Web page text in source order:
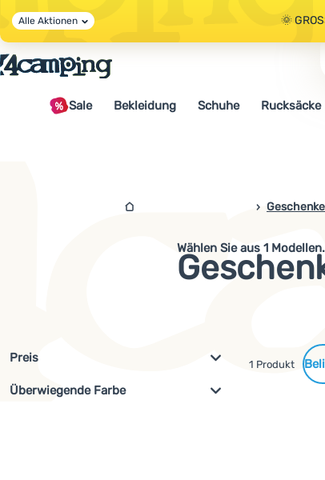
🌞
🤫 - 10 %
🌞
Alle Aktionen
Sale Bekleidung Schuhe Rucksäcke
Wählen Sie aus 1 Modellen.
1 Produkt
Filterung nach Parametern
Filterung anzeigen
Preis
Überwiegende Farbe